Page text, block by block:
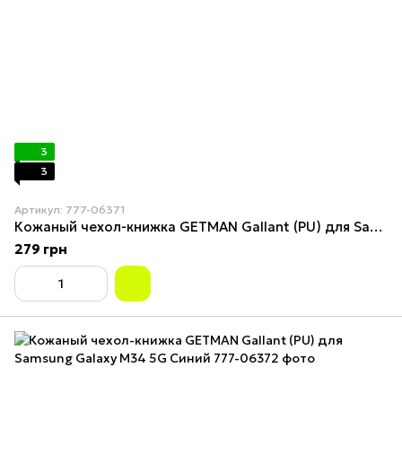
3
3
Артикул: 777-06371
Кожаный чехол-книжка GETMAN Gallant (PU) для Samsung Galaxy M34 5G Red
279 грн